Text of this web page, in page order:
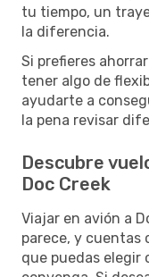
tu tiempo, un
la diferencia.
Si prefieres
tener algo de
ayudarte a
la pena revisar
Descubre
Doc Creek
Viajar en avión a
parece, y cuentas
que puedas elegir